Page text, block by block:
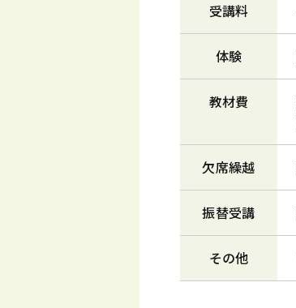
受講料
体験
教材費
欠席繰越
振替受講
その他